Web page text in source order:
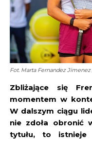
Fot. Marta Fernandez
Zbliżające się
momentem w
W dalszym ciągu
nie zdoła obronić
tytułu, to istnieje